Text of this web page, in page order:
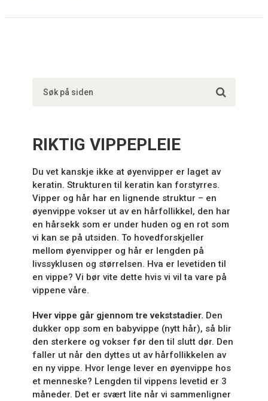
RIKTIG VIPPEPLEIE
Du vet kanskje ikke at øyenvipper er laget av
keratin. Strukturen til keratin kan forstyrres.
Vipper og hår har en lignende struktur – en
øyenvippe vokser ut av en hårfollikkel, den har
en hårsekk som er under huden og en rot som
vi kan se på utsiden. To hovedforskjeller
mellom øyenvipper og hår er lengden på
livssyklusen og størrelsen. Hva er levetiden til
en vippe? Vi bør vite dette hvis vi vil ta vare på
vippene våre.
Hver vippe går gjennom tre vekststadier. Den
dukker opp som en babyvippe (nytt hår), så blir
den sterkere og vokser før den til slutt dør. Den
faller ut når den dyttes ut av hårfollikkelen av
en ny vippe. Hvor lenge lever en øyenvippe hos
et menneske? Lengden til vippens levetid er 3
måneder. Det er svært lite når vi sammenligner